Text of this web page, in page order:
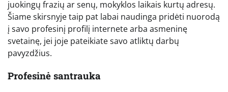
juokingų frazių ar senų, mokyklos laikais kurtų adresų.
Šiame skirsnyje taip pat labai naudinga pridėti nuorodą
į savo profesinį profilį internete arba asmeninę
svetainę, jei joje pateikiate savo atliktų darbų
pavyzdžius.
Profesinė santrauka